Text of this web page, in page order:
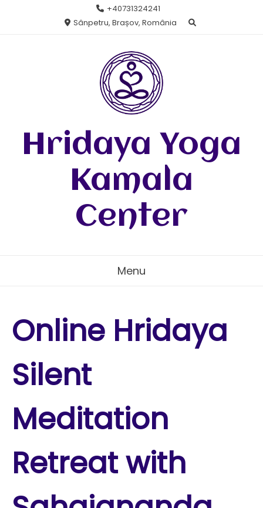
+40731324241
Sânpetru, Brașov, România
Hridaya Yoga
Kamala
Center
Menu
Online Hridaya
Silent
Meditation
Retreat with